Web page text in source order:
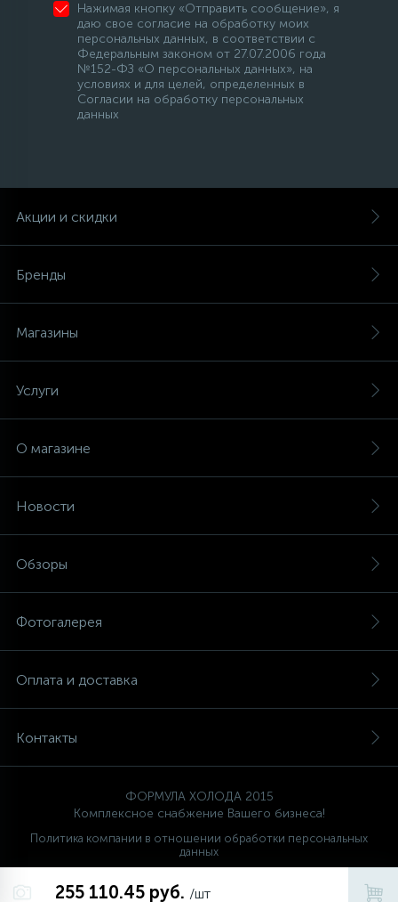
255 110.45 руб. /шт
Нажимая кнопку «Отправить сообщение», я
даю свое согласие на обработку моих
персональных данных, в соответствии с
Федеральным законом от 27.07.2006 года
№152-ФЗ «О персональных данных», на
условиях и для целей, определенных в
Согласии на обработку персональных
данных
Акции и скидки
Бренды
Магазины
Услуги
О магазине
Новости
Обзоры
Фотогалерея
Оплата и доставка
Контакты
ФОРМУЛА ХОЛОДА 2015
Комплексное снабжение Вашего бизнеса!
Политика компании в отношении обработки персональных
данных
FORMULA HOLODA